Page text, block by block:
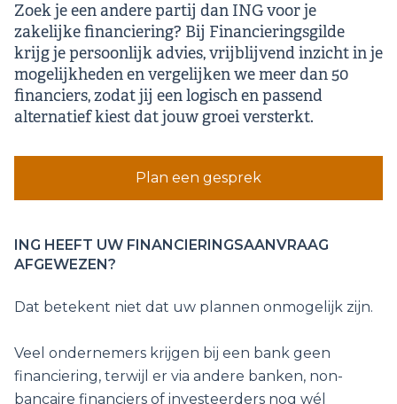
Zoek je een andere partij dan ING voor je
zakelijke financiering? Bij Financieringsgilde
krijg je persoonlijk advies, vrijblijvend inzicht in je
mogelijkheden en vergelijken we meer dan 50
financiers, zodat jij een logisch en passend
alternatief kiest dat jouw groei versterkt.
Plan een gesprek
ING HEEFT UW FINANCIERINGSAANVRAAG
AFGEWEZEN?
Dat betekent niet dat uw plannen onmogelijk zijn.
Veel ondernemers krijgen bij een bank geen
financiering, terwijl er via andere banken, non-
bancaire financiers of investeerders nog wél